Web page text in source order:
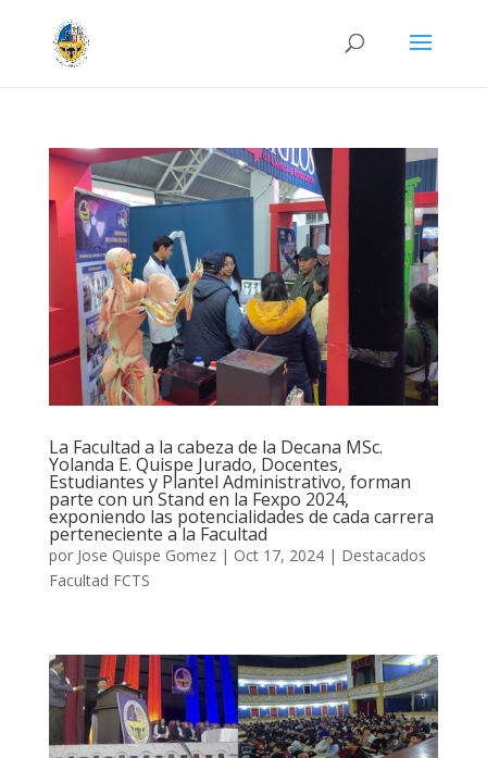
La Facultad a la cabeza de la Decana MSc.
Yolanda E. Quispe Jurado, Docentes,
Estudiantes y Plantel Administrativo, forman
parte con un Stand en la Fexpo 2024,
exponiendo las potencialidades de cada carrera
perteneciente a la Facultad
por Jose Quispe Gomez| Oct 17, 2024| Destacados
Facultad FCTS